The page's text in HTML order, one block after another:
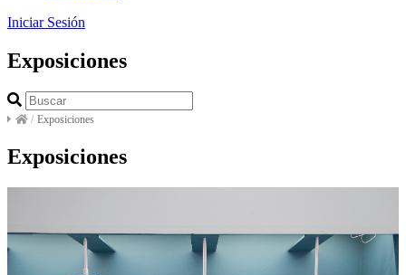
Iniciar Sesión
Exposiciones
/ Exposiciones
Exposiciones